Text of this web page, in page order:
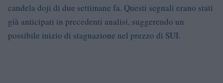
candela doji di due settimane fa. Questi segnali erano stati
già anticipati in precedenti analisi, suggerendo un
possibile inizio di stagnazione nel prezzo di SUI.